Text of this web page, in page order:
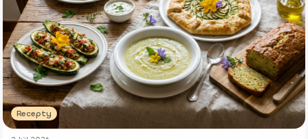
Recepty